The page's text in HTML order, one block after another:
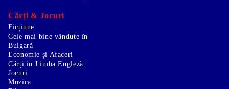
Cărți & Jocuri
Ficțiune
Cele mai bine vândute în
Bulgară
Economie și Afaceri
Cărți in Limba Engleză
Jocuri
Muzica